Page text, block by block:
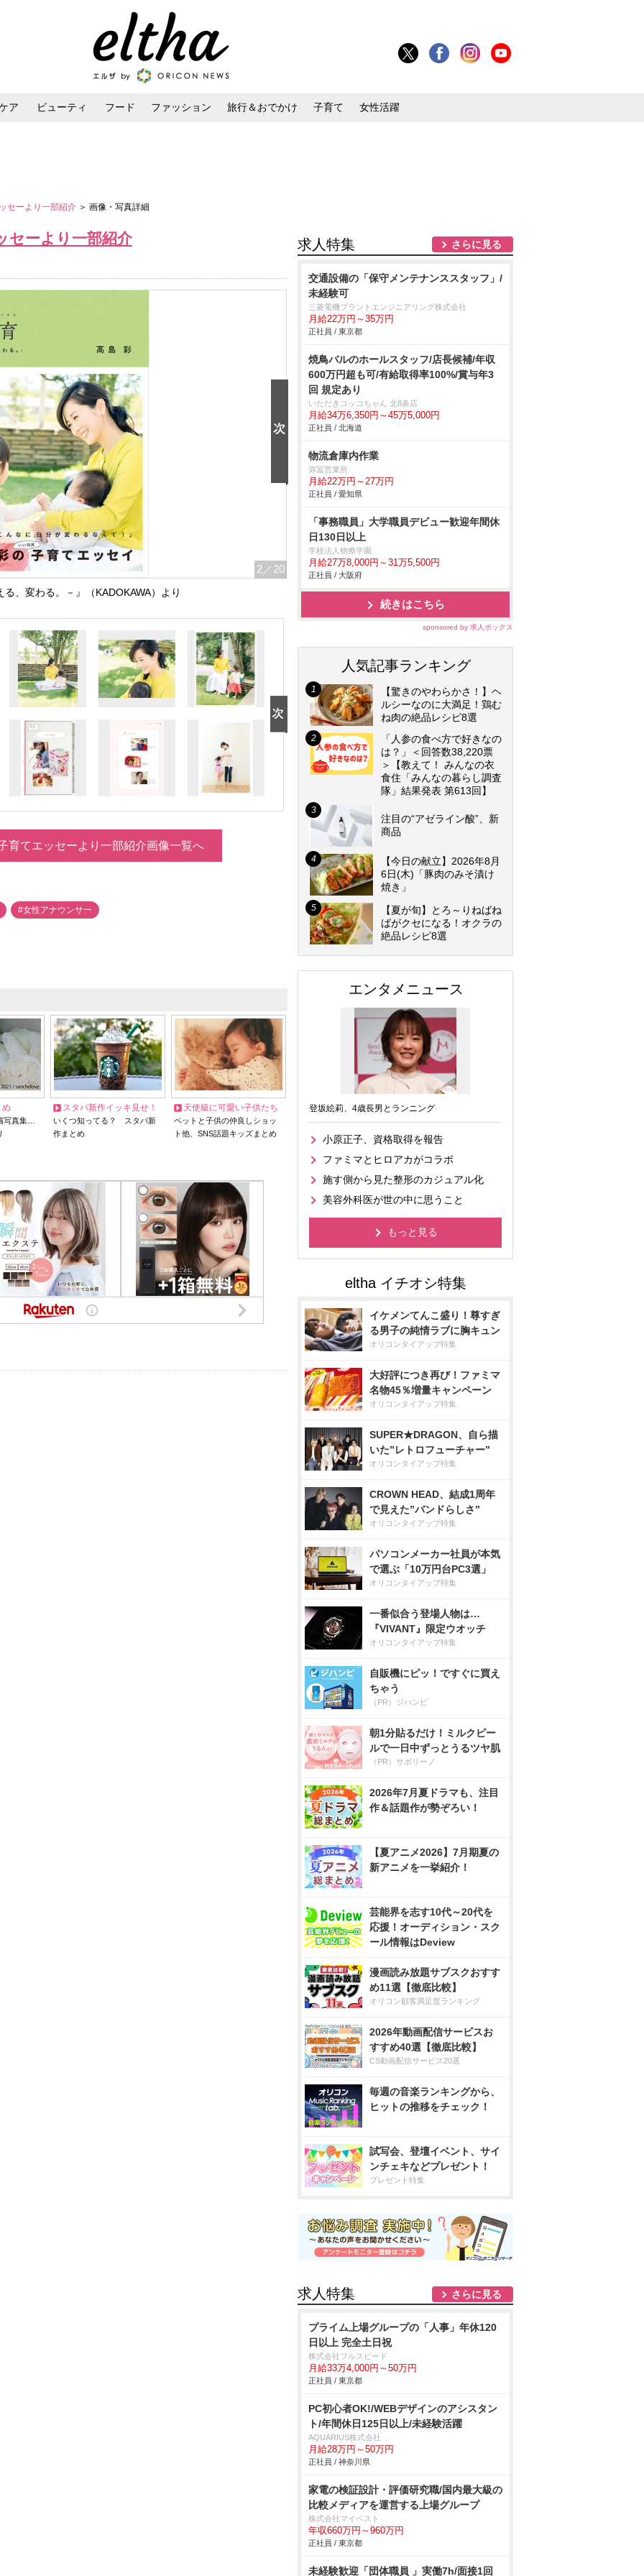
ア ビューティ フード ファッション 旅行＆おでかけ 子育て 女性活躍
セーより一部紹介 ＞ 画像・写真詳細
セーより一部紹介
2 ／20
、変わる。－』（KADOKAWA）より
育てエッセーより一部紹介画像一覧へ
#女性アナウンサー
め
写真集…
スタバ新作イッキ見せ！
いくつ知ってる？ スタバ新
作まとめ
天使級に可愛い子供たち
ペットと子供の仲良しショッ
ト他、SNS話題キッズまとめ
求人特集 さらに見る
交通設備の「保守メンテナンススタッフ」/
未経験可
三菱電機プラントエンジニアリング株式会社
月給22万円～35万円
正社員 / 東京都
焼鳥バルのホールスタッフ/店長候補/年収
600万円超も可/有給取得率100%/賞与年3
回 規定あり
いただきコッコちゃん 北8条店
月給34万6,350円～45万5,000円
正社員 / 北海道
物流倉庫内作業
弥冨営業所
月給22万円～27万円
正社員 / 愛知県
「事務職員」大学職員デビュー歓迎年間休
日130日以上
学校法人物療学園
月給27万8,000円～31万5,500円
正社員 / 大阪府
続きはこちら
sponsored by 求人ボックス
人気記事ランキング
【驚きのやわらかさ！】ヘ
ルシーなのに大満足！鶏む
ね肉の絶品レシピ8選
「人参の食べ方で好きなの
は？」＜回答数38,220票
＞【教えて！ みんなの衣
食住「みんなの暮らし調査
隊」結果発表 第613回】
注目の“アゼライン酸”、新
商品
【今日の献立】2026年8月
6日(木)「豚肉のみそ漬け
焼き」
【夏が旬】とろ～りねばね
ばがクセになる！オクラの
絶品レシピ8選
エンタメニュース
登坂絵莉、4歳長男とランニング
小原正子、資格取得を報告
ファミマとヒロアカがコラボ
施す側から見た整形のカジュアル化
美容外科医が世の中に思うこと
もっと見る
イケメンてんこ盛り！尊すぎ
る男子の純情ラブに胸キュン
オリコンタイアップ特集
大好評につき再び！ファミマ
名物45％増量キャンペーン
オリコンタイアップ特集
SUPER★DRAGON、自ら描
いた”レトロフューチャー”
オリコンタイアップ特集
CROWN HEAD、結成1周年
で見えた”バンドらしさ”
オリコンタイアップ特集
パソコンメーカー社員が本気
で選ぶ「10万円台PC3選」
オリコンタイアップ特集
一番似合う登場人物は…
『VIVANT』限定ウオッチ
オリコンタイアップ特集
自販機にピッ！ですぐに買え
ちゃう
（PR）ジハンピ
朝1分貼るだけ！ミルクピー
ルで一日中ずっとうるツヤ肌
（PR）サボリーノ
2026年7月夏ドラマも、注目
作＆話題作が勢ぞろい！
【夏アニメ2026】7月期夏の
新アニメを一挙紹介！
芸能界を志す10代～20代を
応援！オーディション・スク
ール情報はDeview
漫画読み放題サブスクおすす
め11選【徹底比較】
オリコン顧客満足度ランキング
2026年動画配信サービスお
すすめ40選【徹底比較】
CS動画配信サービス20選
毎週の音楽ランキングから、
ヒットの推移をチェック！
試写会、登壇イベント、サイ
ンチェキなどプレゼント！
プレゼント特集
求人特集 さらに見る
プライム上場グループの「人事」年休120
日以上 完全土日祝
株式会社フルスピード
月給33万4,000円～50万円
正社員 / 東京都
PC初心者OK!/WEBデザインのアシスタン
ト/年間休日125日以上/未経験活躍
AQUARIUS株式会社
月給28万円～50万円
正社員 / 神奈川県
家電の検証設計・評価研究職/国内最大級の
比較メディアを運営する上場グループ
株式会社マイベスト
年収660万円～960万円
正社員 / 東京都
未経験歓迎「団体職員 」実働7h/面接1回